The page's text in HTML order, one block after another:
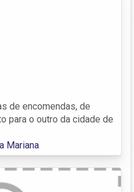
de encomendas, de
para o outro da cidade de
Mariana